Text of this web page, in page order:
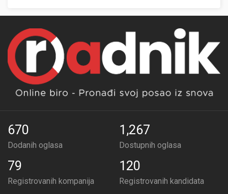
670
Dodanih oglasa
1,267
Dostupnih oglasa
79
Registrovanih kompanija
120
Registrovanih kandidata